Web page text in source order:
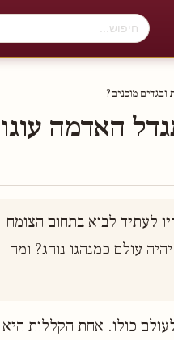
מוכנים?
האדמה
כולו. אחת הקללות היא